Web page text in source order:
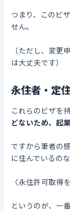
つまり、このビ
せん。
（ただし、変更
は大丈夫です）
永住者・定
これらのビザを
どないため、起
ですから筆者の
に住んでいるのな
〈永住許可取得
というのが、一